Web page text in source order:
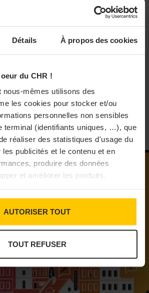
Détails À propos des cookies
du CHR !
nous-mêmes utilisons des
les cookies pour stocker et/ou
personnelles non sensibles
terminal (identifiants uniques, …), que
réaliser des statistiques d'usage du
publicités et le contenu et en
produire des données
et améliorer les produits.
AUTORISER TOUT
TOUT REFUSER
n’a pas réussi à atteindre un
pérenne dans un marché dont le
resté plus lent qu’anticipé. En effet,
et les calendriers d’application
l’éco-organisme Citeo,
incertitude a pénalisé les projets de
financement. »
PARTAGER
une certification officielle
dispositif de certification pour
acquise par les professionnels sur les
de proximité